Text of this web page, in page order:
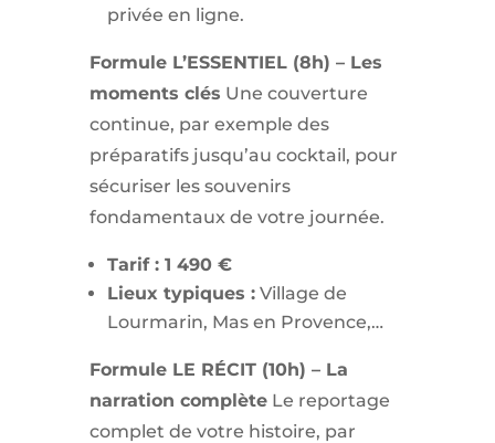
privée en ligne.
Formule L’ESSENTIEL (8h) – Les
moments clés Une couverture
continue, par exemple des
préparatifs jusqu’au cocktail, pour
sécuriser les souvenirs
fondamentaux de votre journée.
Tarif : 1 490 €
Lieux typiques :Village de
Lourmarin, Mas en Provence,…
Formule LE RÉCIT (10h) – La
narration complèteLe reportage
complet de votre histoire, par